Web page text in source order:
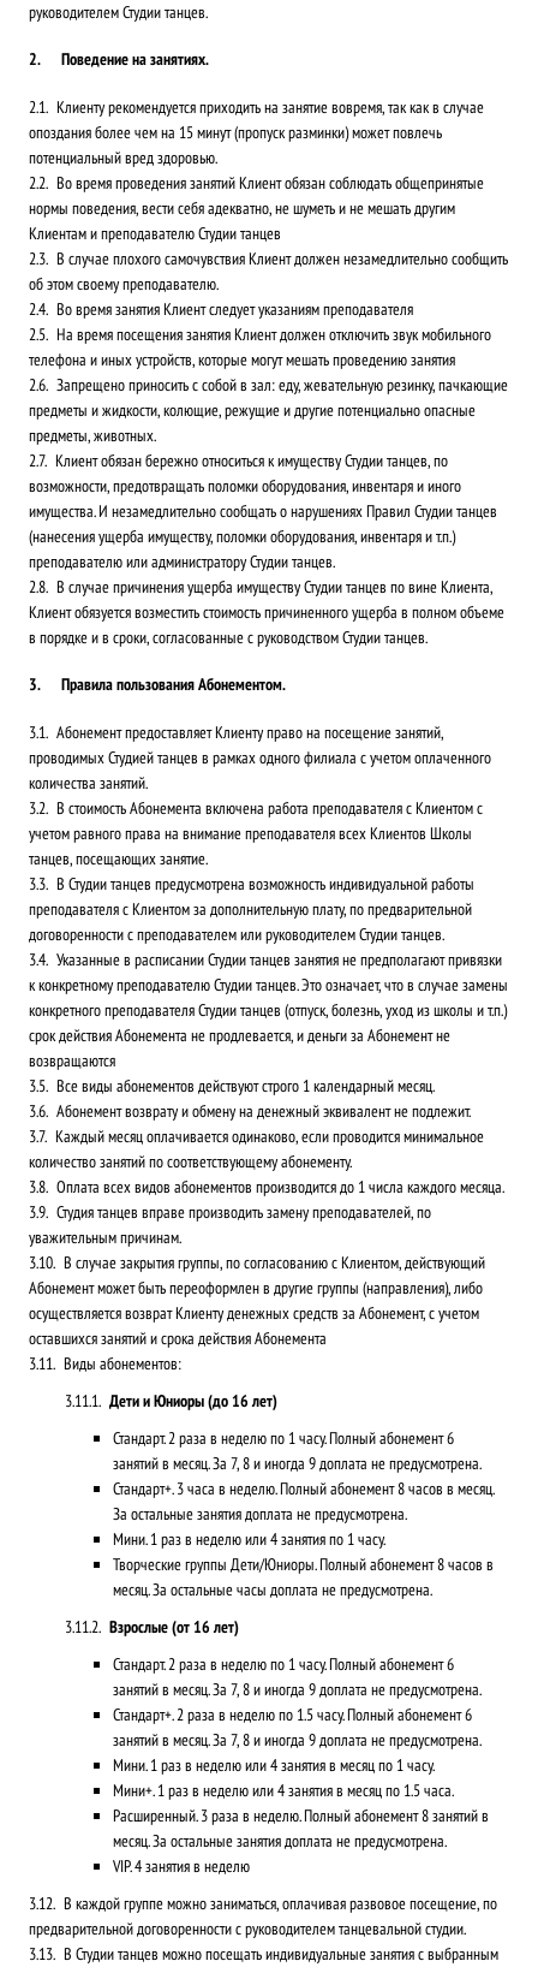
руководителем Студии танцев.
Поведение на занятиях.
Клиенту рекомендуется приходить на занятие вовремя, так как в случае
опоздания более чем на 15 минут (пропуск разминки) может повлечь
потенциальный вред здоровью.
Во время проведения занятий Клиент обязан соблюдать общепринятые
нормы поведения, вести себя адекватно, не шуметь и не мешать другим
Клиентам и преподавателю Студии танцев
В случае плохого самочувствия Клиент должен незамедлительно сообщить
об этом своему преподавателю.
Во время занятия Клиент следует указаниям преподавателя
На время посещения занятия Клиент должен отключить звук мобильного
телефона и иных устройств, которые могут мешать проведению занятия
Запрещено приносить с собой в зал: еду, жевательную резинку, пачкающие
предметы и жидкости, колющие, режущие и другие потенциально опасные
предметы, животных.
Клиент обязан бережно относиться к имуществу Студии танцев, по
возможности, предотвращать поломки оборудования, инвентаря и иного
имущества. И незамедлительно сообщать о нарушениях Правил Студии танцев
(нанесения ущерба имуществу, поломки оборудования, инвентаря и т.п.)
преподавателю или администратору Студии танцев.
В случае причинения ущерба имуществу Студии танцев по вине Клиента,
Клиент обязуется возместить стоимость причиненного ущерба в полном объеме
в порядке и в сроки, согласованные с руководством Студии танцев.
Правила пользования Абонементом.
Абонемент предоставляет Клиенту право на посещение занятий,
проводимых Студией танцев в рамках одного филиала с учетом оплаченного
количества занятий.
В стоимость Абонемента включена работа преподавателя с Клиентом с
учетом равного права на внимание преподавателя всех Клиентов Школы
танцев, посещающих занятие.
В Студии танцев предусмотрена возможность индивидуальной работы
преподавателя с Клиентом за дополнительную плату, по предварительной
договоренности с преподавателем или руководителем Студии танцев.
Указанные в расписании Студии танцев занятия не предполагают привязки
к конкретному преподавателю Студии танцев. Это означает, что в случае замены
конкретного преподавателя Студии танцев (отпуск, болезнь, уход из школы и т.п.)
срок действия Абонемента не продлевается, и деньги за Абонемент не
возвращаются
Все виды абонементов действуют строго 1 календарный месяц.
Абонемент возврату и обмену на денежный эквивалент не подлежит.
Каждый месяц оплачивается одинаково, если проводится минимальное
количество занятий по соответствующему абонементу.
Оплата всех видов абонементов производится до 1 числа каждого месяца.
Студия танцев вправе производить замену преподавателей, по
уважительным причинам.
В случае закрытия группы, по согласованию с Клиентом, действующий
Абонемент может быть переоформлен в другие группы (направления), либо
осуществляется возврат Клиенту денежных средств за Абонемент, с учетом
оставшихся занятий и срока действия Абонемента
Виды абонементов:
Дети и Юниоры (до 16 лет)
Стандарт. 2 раза в неделю по 1 часу. Полный абонемент 6
занятий в месяц. За 7, 8 и иногда 9 доплата не предусмотрена.
Стандарт+. 3 часа в неделю. Полный абонемент 8 часов в месяц.
За остальные занятия доплата не предусмотрена.
Мини. 1 раз в неделю или 4 занятия по 1 часу.
Творческие группы Дети/Юниоры. Полный абонемент 8 часов в
месяц. За остальные часы доплата не предусмотрена.
Взрослые (от 16 лет)
Стандарт. 2 раза в неделю по 1 часу. Полный абонемент 6
занятий в месяц. За 7, 8 и иногда 9 доплата не предусмотрена.
Стандарт+. 2 раза в неделю по 1.5 часу. Полный абонемент 6
занятий в месяц. За 7, 8 и иногда 9 доплата не предусмотрена.
Мини. 1 раз в неделю или 4 занятия в месяц по 1 часу.
Мини+. 1 раз в неделю или 4 занятия в месяц по 1.5 часа.
Расширенный. 3 раза в неделю. Полный абонемент 8 занятий в
месяц. За остальные занятия доплата не предусмотрена.
VIP. 4 занятия в неделю
В каждой группе можно заниматься, оплачивая развовое посещение, по
предварительной договоренности с руководителем танцевальной студии.
В Студии танцев можно посещать индивидуальные занятия с выбранным